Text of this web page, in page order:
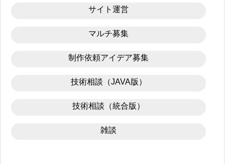
サイト運営
マルチ募集
制作依頼アイデア募集
技術相談（JAVA版）
技術相談（統合版）
雑談